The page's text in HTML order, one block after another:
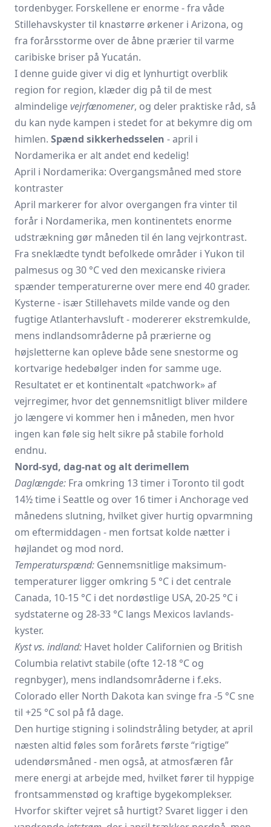
tordenbyger. Forskellene er enorme - fra våde
Stillehavskyster til knastørre ørkener i Arizona, og
fra forårsstorme over de åbne prærier til varme
caribiske briser på Yucatán.
I denne guide giver vi dig et lynhurtigt overblik
region for region, klæder dig på til de mest
almindeligevejrfænomener, og deler praktiske råd, så
du kan nyde kampen i stedet for at bekymre dig om
himlen. Spænd sikkerhedsselen - april i
Nordamerika er alt andet end kedelig!
April i Nordamerika: Overgangsmåned med store
kontraster
April markerer for alvor overgangen fra vinter til
forår i Nordamerika, men kontinentets enorme
udstrækning gør måneden til én lang vejrkontrast.
Fra sneklædte tyndt befolkede områder i Yukon til
palmesus og 30 °C ved den mexicanske riviera
spænder temperaturerne over mere end 40 grader.
Kysterne - især Stillehavets milde vande og den
fugtige Atlanterhavsluft - modererer ekstremkulde,
mens indlandsområderne på prærierne og
højsletterne kan opleve både sene snestorme og
kortvarige hedebølger inden for samme uge.
Resultatet er et kontinentalt «patchwork» af
vejrregimer, hvor det gennemsnitligt bliver mildere
jo længere vi kommer hen i måneden, men hvor
ingen kan føle sig helt sikre på stabile forhold
endnu.
Nord-syd, dag-nat og alt derimellem
Daglængde: Fra omkring 13 timer i Toronto til godt
14½ time i Seattle og over 16 timer i Anchorage ved
månedens slutning, hvilket giver hurtig opvarmning
om eftermiddagen - men fortsat kolde nætter i
højlandet og mod nord.
Temperaturspænd: Gennemsnitlige maksimum­
temperaturer ligger omkring 5 °C i det centrale
Canada, 10-15 °C i det nordøstlige USA, 20-25 °C i
sydstaterne og 28-33 °C langs Mexicos lavlands­
kyster.
Kyst vs. indland: Havet holder Californien og British
Columbia relativt stabile (ofte 12-18 °C og
regnbyger), mens indlands­områderne i f.eks.
Colorado eller North Dakota kan svinge fra -5 °C sne
til +25 °C sol på få dage.
Den hurtige stigning i solindstråling betyder, at april
næsten altid føles som forårets første “rigtige”
udendørs­måned - men også, at atmosfæren får
mere energi at arbejde med, hvilket fører til hyppige
frontsammenstød og kraftige bygekomplekser.
Hvorfor skifter vejret så hurtigt? Svaret ligger i den